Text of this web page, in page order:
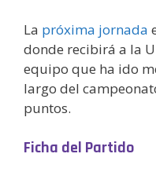
La próxima jornada
donde recibirá a la
equipo que ha ido
largo del
puntos.
Ficha del Partido